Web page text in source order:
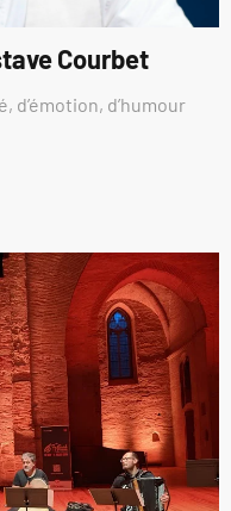
Courbet
d’émotion, d’humour